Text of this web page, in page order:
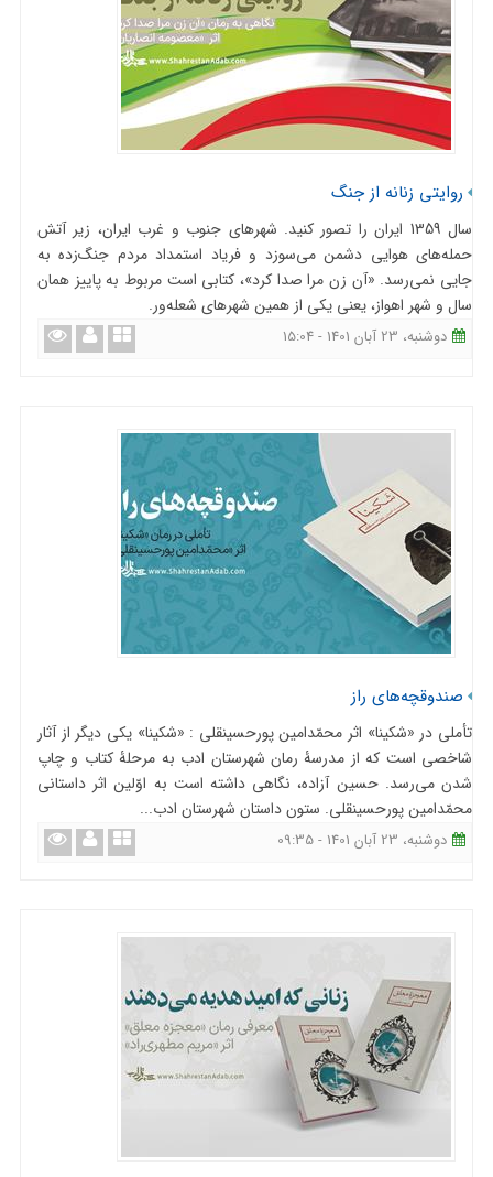
روایتی زنانه از جنگ
سال 1359 ایران را تصور کنید. شهرهای جنوب و غرب ایران، زیر آتش
حمله‌های هوایی دشمن می‌سوزد و فریاد استمداد مردم جنگ‌زده به
جایی نمی‌رسد. «آن زن مرا صدا کرد»، کتابی است مربوط به پاییز همان
سال و شهر اهواز، یعنی یکی از همین شهرهای شعله‌ور.
دوشنبه، 23 آبان 1401 - 15:04
صندوقچه‌های راز
تأملی در «شکینا» اثر محمّدامین پورحسینقلی : «شکینا» یکی دیگر از آثار
شاخصی است که از مدرسۀ رمان شهرستان ادب به مرحلۀ کتاب و چاپ
شدن می‌رسد. حسین آزاده، نگاهی داشته است به اوّلین اثر داستانی
محمّدامین پورحسینقلی. ستون داستان شهرستان ادب...
دوشنبه، 23 آبان 1401 - 09:35